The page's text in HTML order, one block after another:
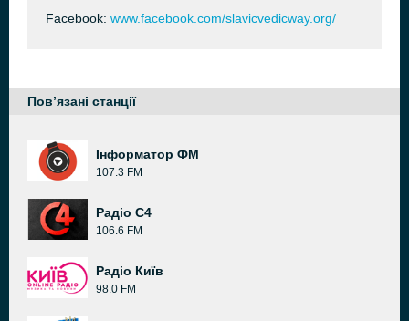
Facebook: www.facebook.com/slavicvedicway.org/
Пов’язані станції
Інформатор ФМ
107.3 FM
Радіо C4
106.6 FM
Радіо Київ
98.0 FM